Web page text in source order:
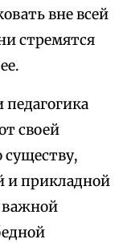
вне всей
стремятся
своей
существу,
и прикладной